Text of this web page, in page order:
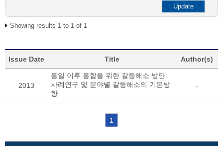
Showing results 1 to 1 of 1
Issue Date Title Author(s)
2013
통일 이후 통합을 위한 갈등해소 방안:
사례연구 및 분야별 갈등해소의 기본방
향
-
1